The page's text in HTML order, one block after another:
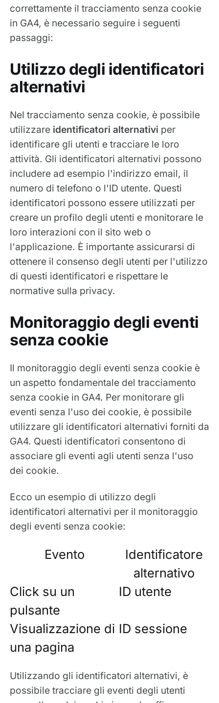
correttamente il tracciamento senza cookie
in GA4, è necessario seguire i seguenti
passaggi:
Utilizzo degli identificatori
alternativi
Nel tracciamento senza cookie, è possibile
utilizzare identificatori alternativi per
identificare gli utenti e tracciare le loro
attività. Gli identificatori alternativi possono
includere ad esempio l'indirizzo email, il
numero di telefono o l'ID utente. Questi
identificatori possono essere utilizzati per
creare un profilo degli utenti e monitorare le
loro interazioni con il sito web o
l'applicazione. È importante assicurarsi di
ottenere il consenso degli utenti per l'utilizzo
di questi identificatori e rispettare le
normative sulla privacy.
Monitoraggio degli eventi
senza cookie
Il monitoraggio degli eventi senza cookie è
un aspetto fondamentale del tracciamento
senza cookie in GA4. Per monitorare gli
eventi senza l'uso dei cookie, è possibile
utilizzare gli identificatori alternativi forniti da
GA4. Questi identificatori consentono di
associare gli eventi agli utenti senza l'uso
dei cookie.
Ecco un esempio di utilizzo degli
identificatori alternativi per il monitoraggio
degli eventi senza cookie:
Evento
Identificatore
alternativo
Click su un
pulsante
ID utente
Visualizzazione di
una pagina
ID sessione
Utilizzando gli identificatori alternativi, è
possibile tracciare gli eventi degli utenti